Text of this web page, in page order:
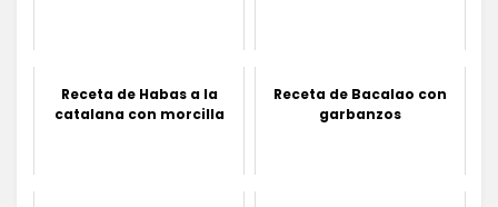
Receta de Habas a la
catalana con morcilla
Receta de Bacalao con
garbanzos